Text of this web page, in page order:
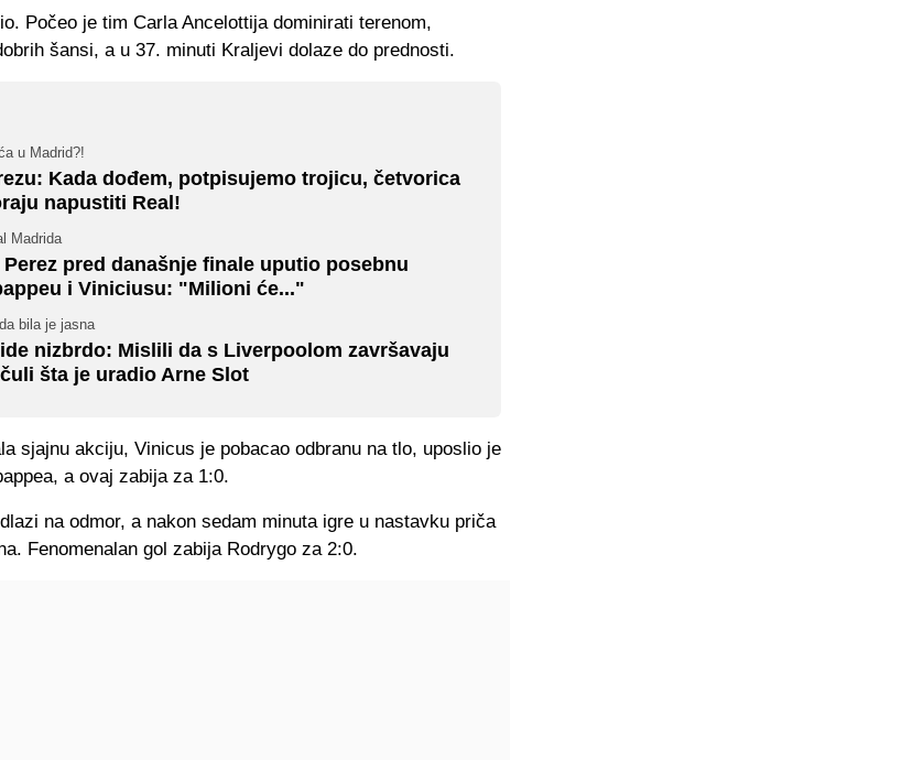
Počeo je tim Carla Ancelottija dominirati terenom,
šansi, a u 37. minuti Kraljevi dolaze do prednosti.
u Madrid?!
Kada dođem, potpisujemo trojicu, četvorica
napustiti Real!
Madrida
pred današnje finale uputio posebnu
i Viniciusu: "Milioni će..."
bila je jasna
nizbrdo: Mislili da s Liverpoolom završavaju
šta je uradio Arne Slot
sjajnu akciju, Vinicus je pobacao odbranu na tlo, uposlio je
a ovaj zabija za 1:0.
na odmor, a nakon sedam minuta igre u nastavku priča
Fenomenalan gol zabija Rodrygo za 2:0.